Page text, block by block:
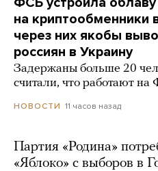
на криптообменники
через них якобы
россиян в Украину
Задержаны больше 20
считали, что работают
НОВОСТИ 11 часов назад
Партия «Родина»
«Яблоко» с выборов в